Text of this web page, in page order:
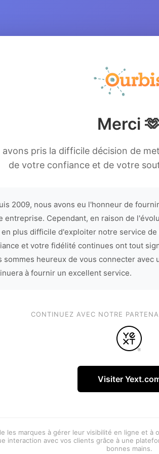
Merci
avons pris la difficile décision de
de votre confiance et de votre
2009, nous avons eu l'honneur de
entreprise. Cependant, en raison de
en plus difficile d'exploiter notre service de
et votre fidélité continues ont tout
sommes heureux de vous connecter avec
à fournir un excellent service.
CONTINUEZ AVEC NOTRE
Visiter
les marques à gérer leur visibilité en ligne et à
interaction avec vos clients grâce à une
bonnes mains.